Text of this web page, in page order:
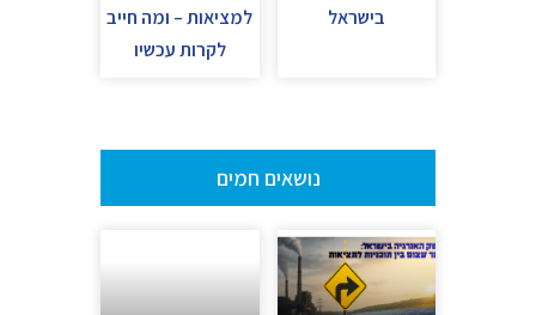
בישראל
למציאות – ומה חייב
לקרות עכשיו
נושאים חמים